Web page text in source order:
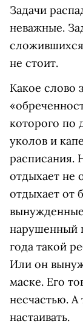
Задачи
неважные.
не стоит.
Какое слово
которого по
уколов и
расписания.
отдыхает не
отдыхает от
нарушенный
года такой
Или он
маске. Его
несчастью. А
настаивать.